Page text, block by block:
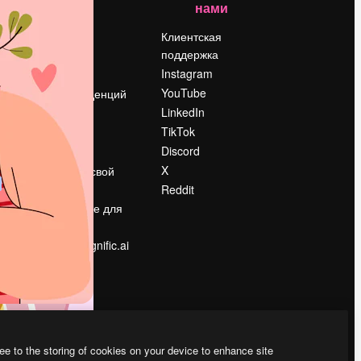
Вакансии
Поиск тенденций
Блог
События
Slidesgo
Продайте свой
Помещение для
Ищете magnific.ai
нами
Клиентская
поддержка
Instagram
YouTube
LinkedIn
TikTok
Discord
X
Reddit
to the storing of cookies on your device to enhance site